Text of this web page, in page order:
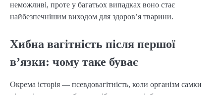
неможливі, проте у багатьох випадках воно стає
найбезпечнішим виходом для здоров’я тварини.
Хибна вагітність після першої
в’язки: чому таке буває
Окрема історія — псевдовагітність, коли організм самки